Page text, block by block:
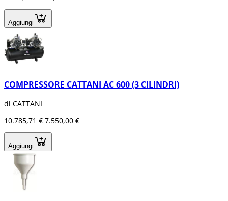
Aggiungi
COMPRESSORE CATTANI AC 600 (3 CILINDRI)
di CATTANI
10.785,71 € 7.550,00 €
Aggiungi